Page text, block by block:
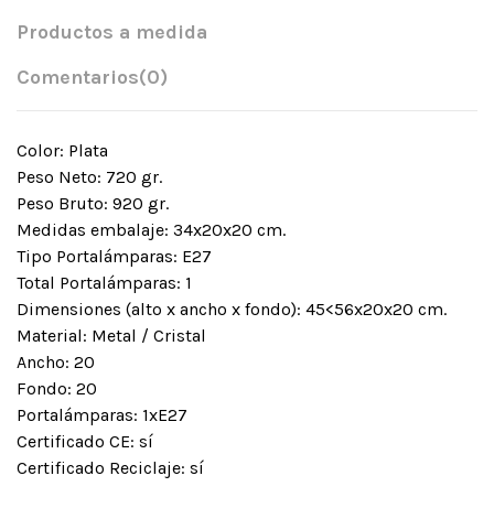
Productos a medida
Comentarios(0)
Color: Plata
Peso Neto: 720 gr.
Peso Bruto: 920 gr.
Medidas embalaje: 34x20x20 cm.
Tipo Portalámparas: E27
Total Portalámparas: 1
Dimensiones (alto x ancho x fondo): 45<56x20x20 cm.
Material: Metal / Cristal
Ancho: 20
Fondo: 20
Portalámparas: 1xE27
Certificado CE: sí
Certificado Reciclaje: sí